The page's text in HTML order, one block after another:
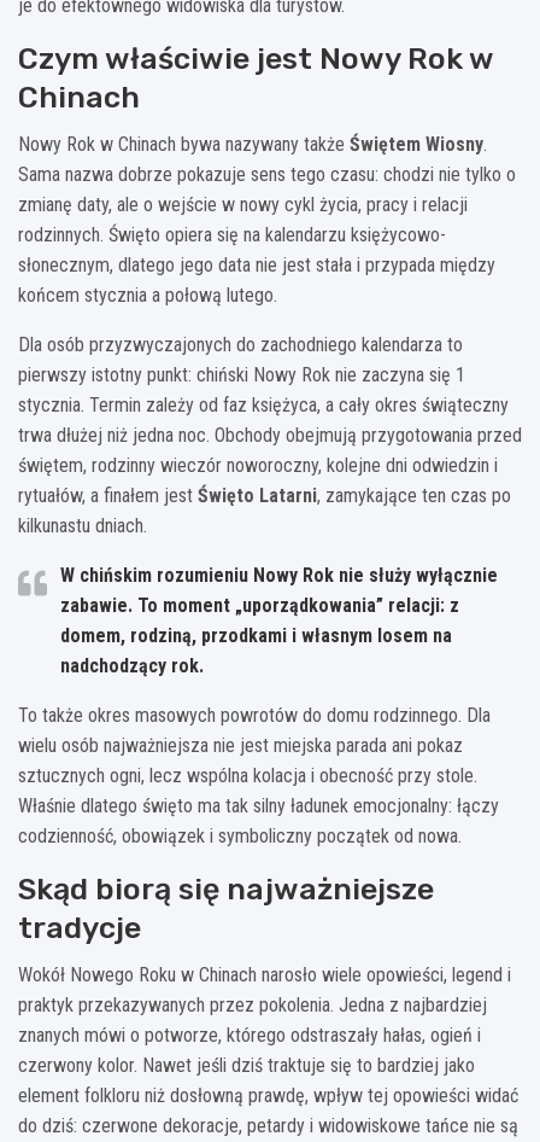
je do efektownego widowiska dla turystów.
Czym właściwie jest Nowy Rok w
Chinach
Nowy Rok w Chinach bywa nazywany także Świętem Wiosny.
Sama nazwa dobrze pokazuje sens tego czasu: chodzi nie tylko o
zmianę daty, ale o wejście w nowy cykl życia, pracy i relacji
rodzinnych. Święto opiera się na kalendarzu księżycowo-
słonecznym, dlatego jego data nie jest stała i przypada między
końcem stycznia a połową lutego.
Dla osób przyzwyczajonych do zachodniego kalendarza to
pierwszy istotny punkt: chiński Nowy Rok nie zaczyna się 1
stycznia. Termin zależy od faz księżyca, a cały okres świąteczny
trwa dłużej niż jedna noc. Obchody obejmują przygotowania przed
świętem, rodzinny wieczór noworoczny, kolejne dni odwiedzin i
rytuałów, a finałem jest Święto Latarni, zamykające ten czas po
kilkunastu dniach.
W chińskim rozumieniu Nowy Rok nie służy wyłącznie
zabawie. To moment „uporządkowania” relacji: z
domem, rodziną, przodkami i własnym losem na
nadchodzący rok.
To także okres masowych powrotów do domu rodzinnego. Dla
wielu osób najważniejsza nie jest miejska parada ani pokaz
sztucznych ogni, lecz wspólna kolacja i obecność przy stole.
Właśnie dlatego święto ma tak silny ładunek emocjonalny: łączy
codzienność, obowiązek i symboliczny początek od nowa.
Skąd biorą się najważniejsze
tradycje
Wokół Nowego Roku w Chinach narosło wiele opowieści, legend i
praktyk przekazywanych przez pokolenia. Jedna z najbardziej
znanych mówi o potworze, którego odstraszały hałas, ogień i
czerwony kolor. Nawet jeśli dziś traktuje się to bardziej jako
element folkloru niż dosłowną prawdę, wpływ tej opowieści widać
do dziś: czerwone dekoracje, petardy i widowiskowe tańce nie są